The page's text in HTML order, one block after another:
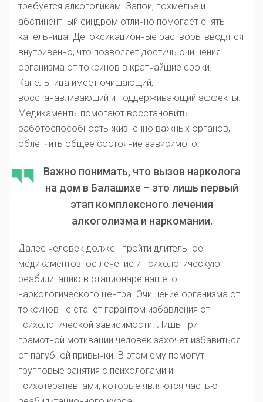
требуется алкоголикам. Запои, похмелье и
абстинентный синдром отлично помогает снять
капельница. Детоксикационные растворы вводятся
внутривенно, что позволяет достичь очищения
организма от токсинов в кратчайшие сроки.
Капельница имеет очищающий,
восстанавливающий и поддерживающий эффекты.
Медикаменты помогают восстановить
работоспособность жизненно важных органов,
облегчить общее состояние зависимого.
Важно понимать, что вызов нарколога
на дом в Балашихе – это лишь первый
этап комплексного лечения
алкоголизма и наркомании.
Далее человек должен пройти длительное
медикаментозное лечение и психологическую
реабилитацию в стационаре нашего
наркологического центра. Очищение организма от
токсинов не станет гарантом избавления от
психологической зависимости. Лишь при
грамотной мотивации человек захочет избавиться
от пагубной привычки. В этом ему помогут
групповые занятия с психологами и
психотерапевтами, которые являются частью